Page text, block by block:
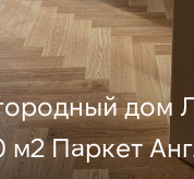
дом
м2 Паркет